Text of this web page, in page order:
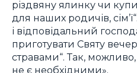
різдвяну ялинку чи
для наших родичів,
і відповідальний
приготувати Святу
стравами“. Так, можливо,
не є необхідними».